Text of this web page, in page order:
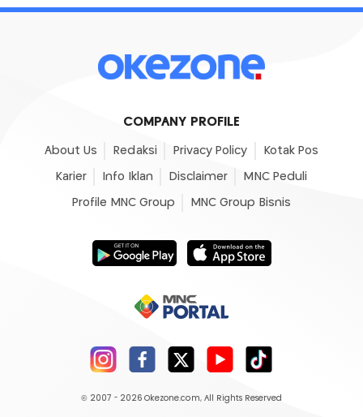
COMPANY PROFILE
About Us Redaksi Privacy Policy Kotak Pos
Karier Info Iklan Disclaimer MNC Peduli
Profile MNC Group MNC Group Bisnis
© 2007 - 2026 Okezone.com, All Rights Reserved